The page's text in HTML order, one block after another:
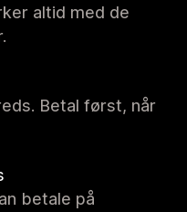
altid med de
Betal først, når
betale på